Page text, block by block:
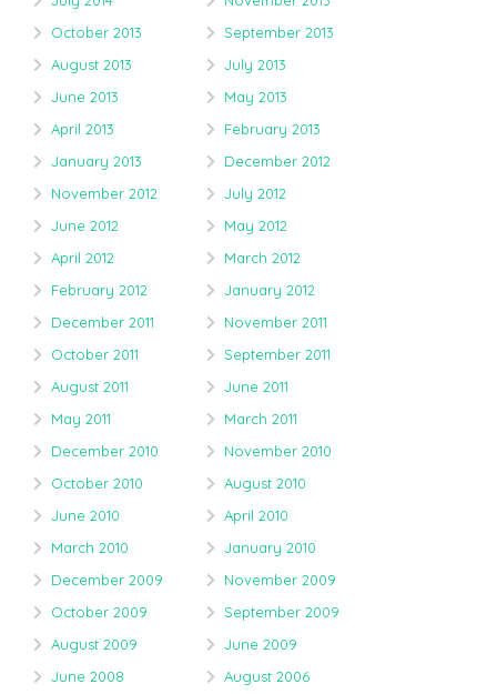
October 2013
September 2013
August 2013
July 2013
June 2013
May 2013
April 2013
February 2013
January 2013
December 2012
November 2012
July 2012
June 2012
May 2012
April 2012
March 2012
February 2012
January 2012
December 2011
November 2011
October 2011
September 2011
August 2011
June 2011
May 2011
March 2011
December 2010
November 2010
October 2010
August 2010
June 2010
April 2010
March 2010
January 2010
December 2009
November 2009
October 2009
September 2009
August 2009
June 2009
June 2008
August 2006